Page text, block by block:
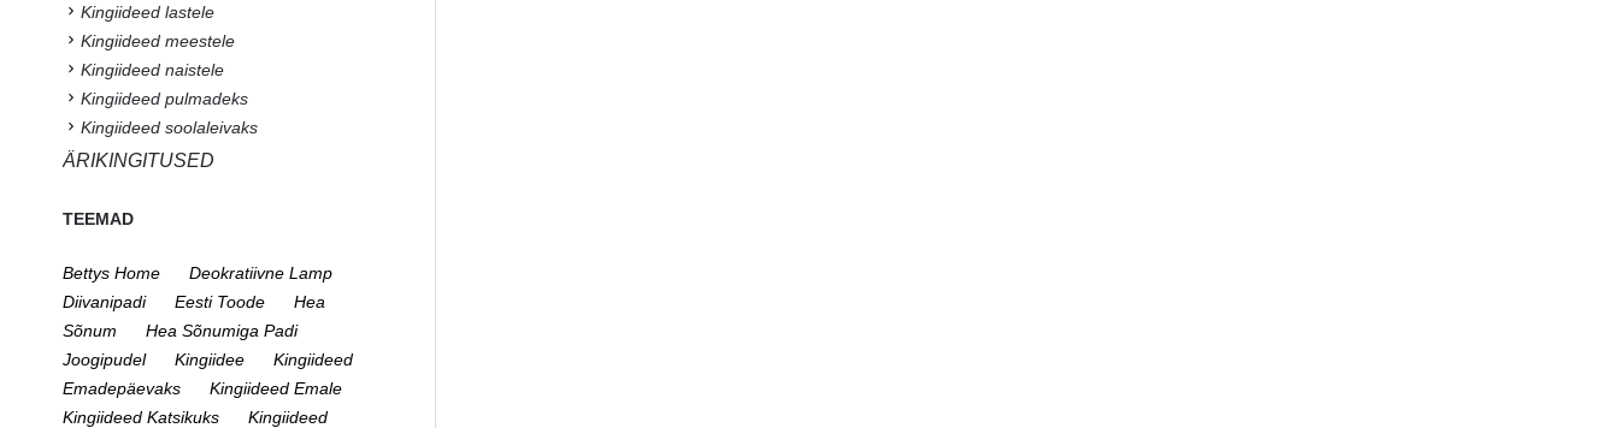
Kingiideed lastele
Kingiideed meestele
Kingiideed naistele
Kingiideed pulmadeks
Kingiideed soolaleivaks
ÄRIKINGITUSED
TEEMAD
Bettys Home
Deokratiivne Lamp
Diivanipadi
Eesti Toode
Hea
Sõnum
Hea Sõnumiga Padi
Joogipudel
Kingiidee
Kingiideed
Emadepäevaks
Kingiideed Emale
Kingiideed Katsikuks
Kingiideed